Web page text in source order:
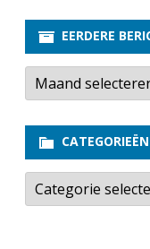
EERDERE
E
r
e
e
b
r
CATEGORIEËN
C
t